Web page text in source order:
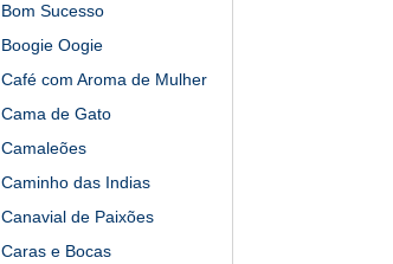
Bom Sucesso
Boogie Oogie
Café com Aroma de Mulher
Cama de Gato
Camaleões
Caminho das Indias
Canavial de Paixões
Caras e Bocas